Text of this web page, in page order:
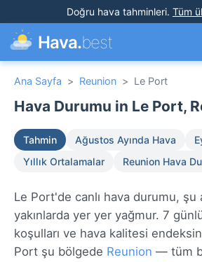
Doğru hava tahminleri. Tüm
Hava.best
Ana Sayfa > Reunion > Le Port
Hava Durumu in Le Port,
Tahmin Ağustos Ayında Hava
Yıllık Ortalamalar
Reunion Hava
Le Port'de canlı hava durumu, şu
yakınlarda yer yer yağmur. 7
koşulları ve hava kalitesi
Port şu bölgede Reunion — tüm